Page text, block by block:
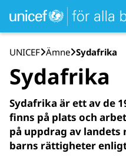
UNICEF Ämne Sydafrika
Sydafrika
Sydafrika är ett av de
finns på plats och
på uppdrag av
barns rättigheter